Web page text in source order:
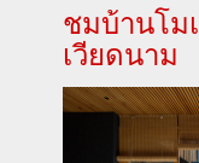
ชมบ้านโม
เวียดนาม